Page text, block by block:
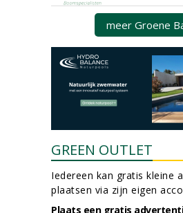
meer Groene
GREEN OUTLET
Iedereen kan gratis kleine
plaatsen via zijn eigen
Plaats een gratis